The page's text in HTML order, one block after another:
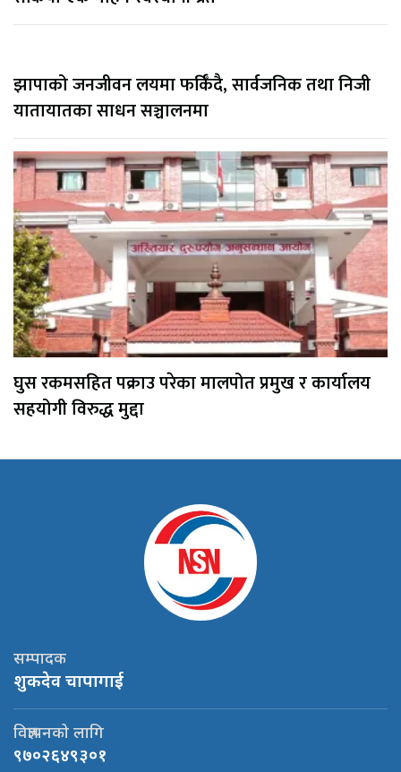
झापाको जनजीवन लयमा फर्किँदै, सार्वजनिक तथा निजी
यातायातका साधन सञ्चालनमा
घुस रकमसहित पक्राउ परेका मालपोत प्रमुख र कार्यालय
सहयोगी विरुद्ध मुद्दा
सम्पादक
शुकदेव चापागाई
विज्ञापनको लागि
९७०२६४९३०१